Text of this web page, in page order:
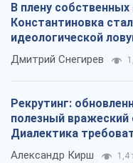
В плену
Константиновка
идеологической
российских
Дмитрий Снегирев
Рекрутинг:
полезный вражеский
Диалектика
Александр Кирш 1,4